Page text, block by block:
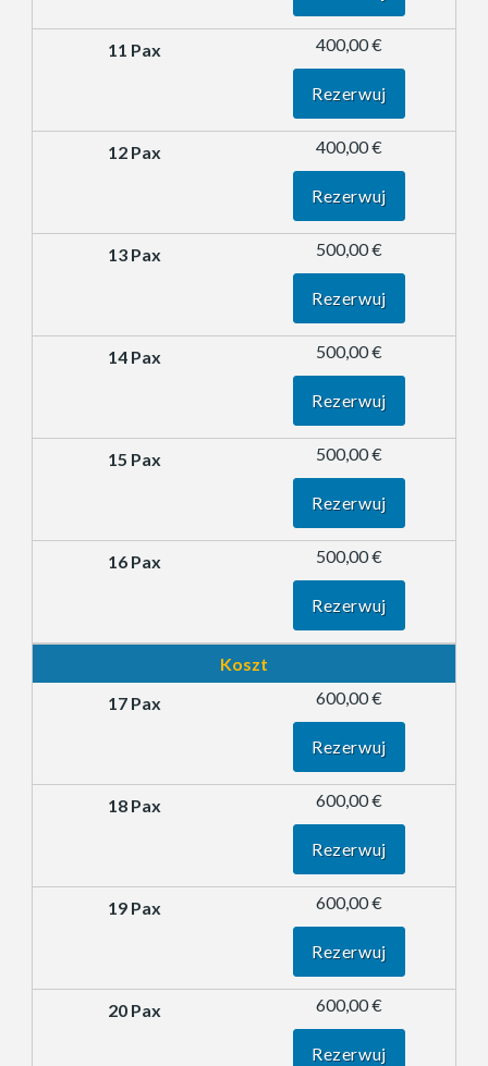
400,00 €
Rezerwuj
400,00 €
Rezerwuj
500,00 €
Rezerwuj
500,00 €
Rezerwuj
500,00 €
Rezerwuj
500,00 €
Rezerwuj
Koszt
600,00 €
Rezerwuj
600,00 €
Rezerwuj
600,00 €
Rezerwuj
600,00 €
Rezerwuj